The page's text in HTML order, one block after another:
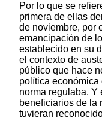
Por lo que se
primera de ellas
de noviembre, por
emancipación de
establecido en su
el contexto de
público que hace
política económica
norma regulaba.
beneficiarios de la
tuvieran